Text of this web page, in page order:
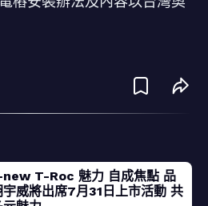
T-Roc 魅力 自成焦點 品
宇威將出席7月31日上市活動 共